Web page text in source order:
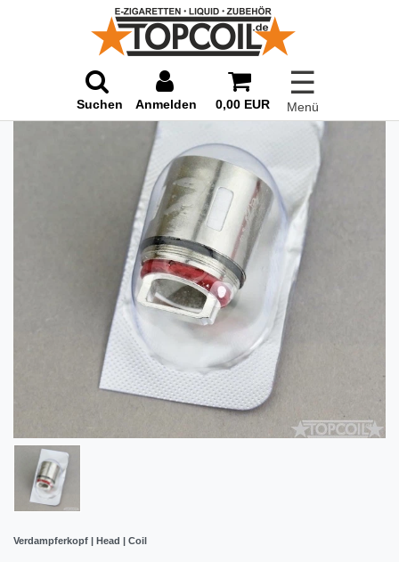
Suchen Anmelden 0,00 EUR
☰
Menü
Verdampferkopf | Head | Coil